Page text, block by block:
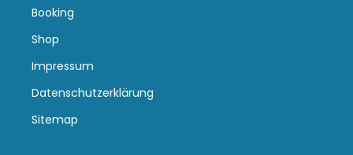
Booking
Shop
Impressum
Datenschutzerklärung
Sitemap